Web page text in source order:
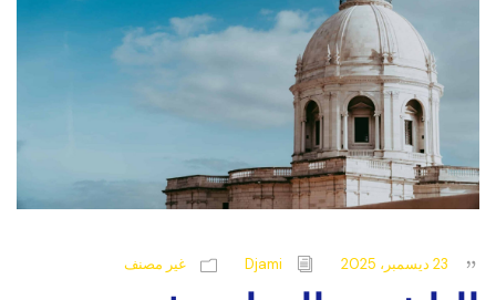
23 ديسمبر، 2025 Djami غير مصنف